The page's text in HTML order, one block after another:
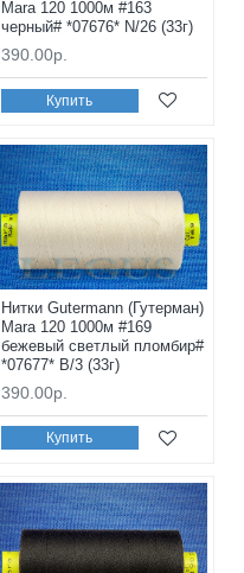
Mara 120 1000м #163
черный# *07676* N/26 (33г)
390.00р.
Купить
Нитки Gutermann (Гутерман)
Mara 120 1000м #169
бежевый светлый пломбир#
*07677* B/3 (33г)
390.00р.
Купить